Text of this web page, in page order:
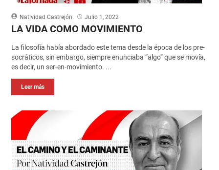
Natividad Castrejón Julio 1, 2022
LA VIDA COMO MOVIMIENTO
La filosofía había abordado este tema desde la época de los pre-
socráticos, sin embargo, siempre enunciaba “algo” que se movía,
es decir, un ser-en-movimiento. ...
Leer más